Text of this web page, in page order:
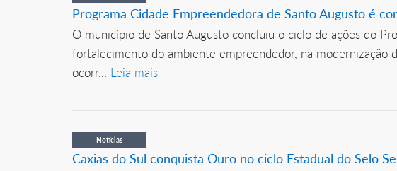
Programa Cidade Empreendedora de Santo Augusto é
O município de Santo Augusto concluiu o ciclo de ações do
fortalecimento do ambiente empreendedor, na modernização
ocorr... Leia mais
Notícias
Caxias do Sul conquista Ouro no ciclo Estadual do Selo